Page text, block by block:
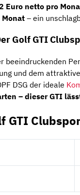
Euro netto pro
Monat – ein
Golf GTI
beeindruckenden
und dem
DSG der ideale
– dieser GTI
GTI